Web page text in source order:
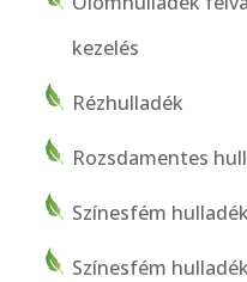
kezelés
Rézhulladék
Rozsdamentes
Színesfém
Színesfém